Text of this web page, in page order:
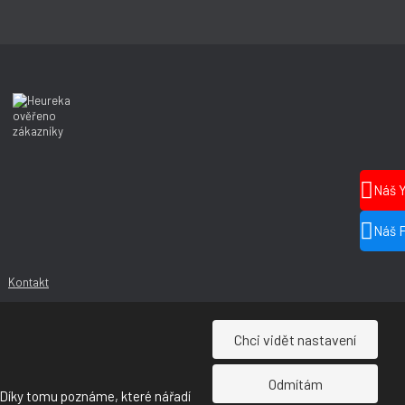
tomu poznáme, které nářadí
Chci vidět nastavení
Odmítám
Náš
Náš
Kontakt